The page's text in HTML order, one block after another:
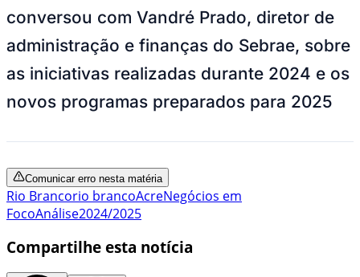
conversou com Vandré Prado, diretor de
administração e finanças do Sebrae, sobre
as iniciativas realizadas durante 2024 e os
novos programas preparados para 2025
Comunicar erro nesta matéria
Rio Brancorio brancoAcreNegócios em
FocoAnálise2024/2025
Compartilhe esta notícia